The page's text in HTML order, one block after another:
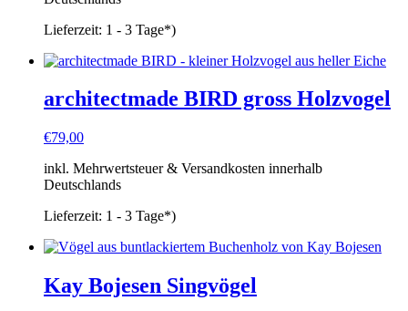
Lieferzeit: 1 - 3 Tage*)
architectmade BIRD gross Holzvogel
€79,00
inkl. Mehrwertsteuer & Versandkosten innerhalb
Deutschlands
Lieferzeit: 1 - 3 Tage*)
Kay Bojesen Singvögel